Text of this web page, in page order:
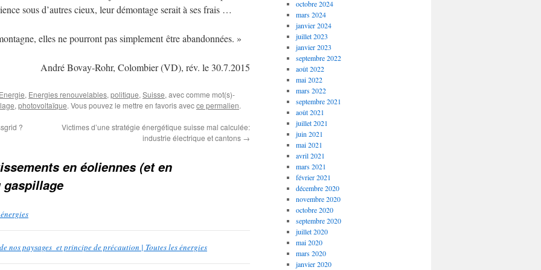
sous d’autres cieux, leur démontage serait à ses frais …
elles ne pourront pas simplement être abandonnées. »
André Bovay-Rohr, Colombier (VD), rév. le 30.7.2015
, Energies renouvelables, politique, Suisse, avec comme mot(s)-
, photovoltaïque. Vous pouvez le mettre en favoris avecce permalien.
?
Victimes d’une stratégie énergétique suisse mal calculée:
industrie électrique et cantons →
en éoliennes (et en
nos paysages et principe de précaution | Toutes les énergies
octobre 2024
mars 2024
janvier 2024
juillet 2023
janvier 2023
septembre 2022
août 2022
mai 2022
mars 2022
septembre 2021
août 2021
juillet 2021
juin 2021
mai 2021
avril 2021
mars 2021
février 2021
décembre 2020
novembre 2020
octobre 2020
septembre 2020
juillet 2020
mai 2020
mars 2020
janvier 2020